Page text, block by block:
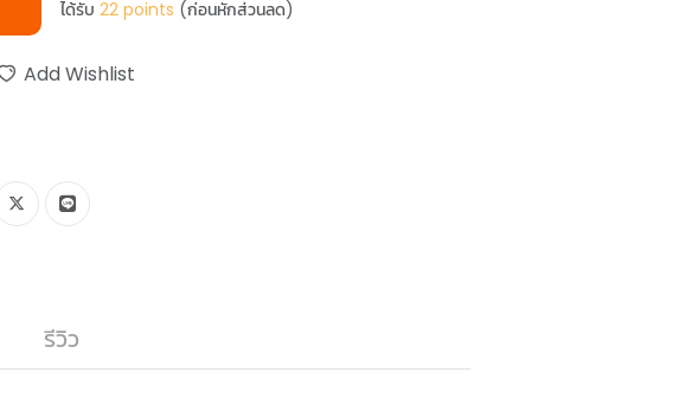
ได้รับ 22 points (ก่อนหักส่วนลด)
Add Wishlist
รีวิว